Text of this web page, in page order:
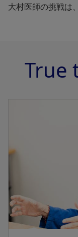
大村医師の挑戦は
True